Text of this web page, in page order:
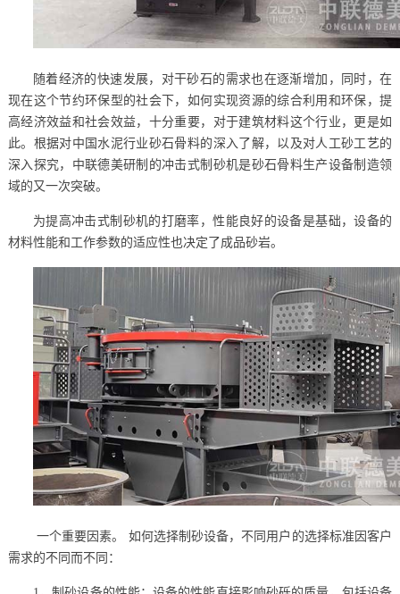
随着经济的快速发展，对干砂石的需求也在逐渐增加，同时，在
现在这个节约环保型的社会下，如何实现资源的综合利用和环保，提
高经济效益和社会效益，十分重要，对于建筑材料这个行业，更是如
此。根据对中国水泥行业砂石骨料的深入了解，以及对人工砂工艺的
深入探究，中联德美研制的冲击式制砂机是砂石骨料生产设备制造领
域的又一次突破。
为提高冲击式制砂机的打磨率，性能良好的设备是基础，设备的
材料性能和工作参数的适应性也决定了成品砂岩。
一个重要因素。 如何选择制砂设备，不同用户的选择标准因客户
需求的不同而不同：